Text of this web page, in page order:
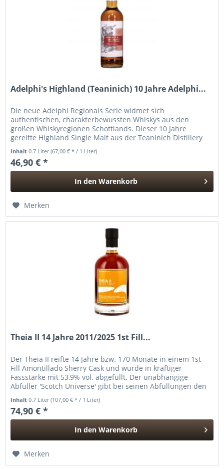
Adelphi's Highland (Teaninich) 10 Jahre Adelphi...
Die neue Adelphi Regionals Serie widmet sich
authentischen, charakterbewussten Whiskys aus den
großen Whiskyregionen Schottlands. Dieser 10 Jahre
gereifte Highland Single Malt aus der Teaninich Distillery
Inhalt0.7 Liter(67,00 € * / 1 Liter)
46,90 € *
In den Warenkorb
Merken
Theia II 14 Jahre 2011/2025 1st Fill...
Der Theia II reifte 14 Jahre bzw. 170 Monate in einem 1st
Fill Amontillado Sherry Cask und wurde in kräftiger
Fassstärke mit 53,9% vol. abgefüllt. Der unabhängige
Abfüller 'Scotch Universe' gibt bei seinen Abfüllungen den
Inhalt0.7 Liter(107,00 € * / 1 Liter)
74,90 € *
In den Warenkorb
Merken